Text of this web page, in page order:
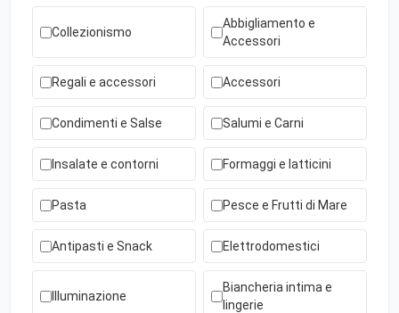
Collezionismo
Abbigliamento e
Accessori
Regali e accessori Accessori
Condimenti e Salse Salumi e Carni
Insalate e contorni Formaggi e latticini
Pasta Pesce e Frutti di Mare
Antipasti e Snack Elettrodomestici
Illuminazione
Biancheria intima e
lingerie